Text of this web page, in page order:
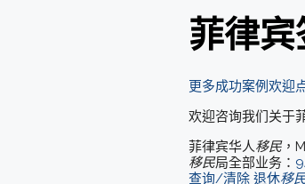
菲律
更多成功案例欢迎
欢迎咨询我们关于
菲律宾华人移民，
移民局全部业务：
查询/清除 退休移